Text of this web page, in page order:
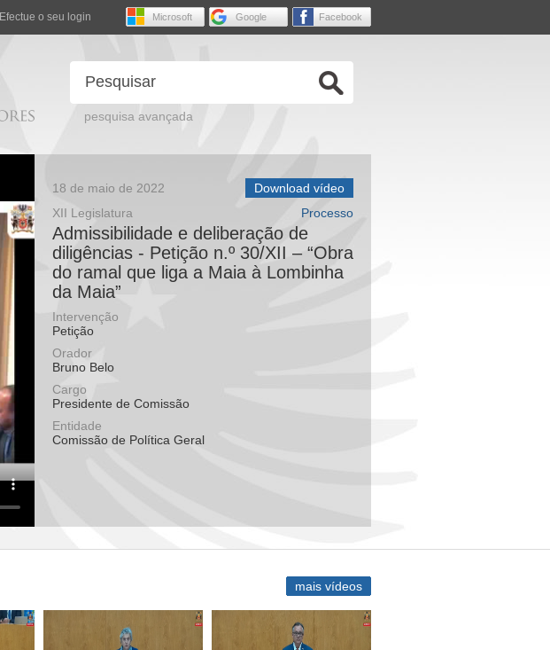
Efectue o seu login Facebook
Google
Microsoft
pesquisa avançada
18 de maio de 2022
Download vídeo
Processo
XII Legislatura
Admissibilidade e deliberação de
diligências - Petição n.º 30/XII – “Obra
do ramal que liga a Maia à Lombinha
da Maia”
Intervenção
Petição
Orador
Bruno Belo
Cargo
Presidente de Comissão
Entidade
Comissão de Política Geral
mais vídeos